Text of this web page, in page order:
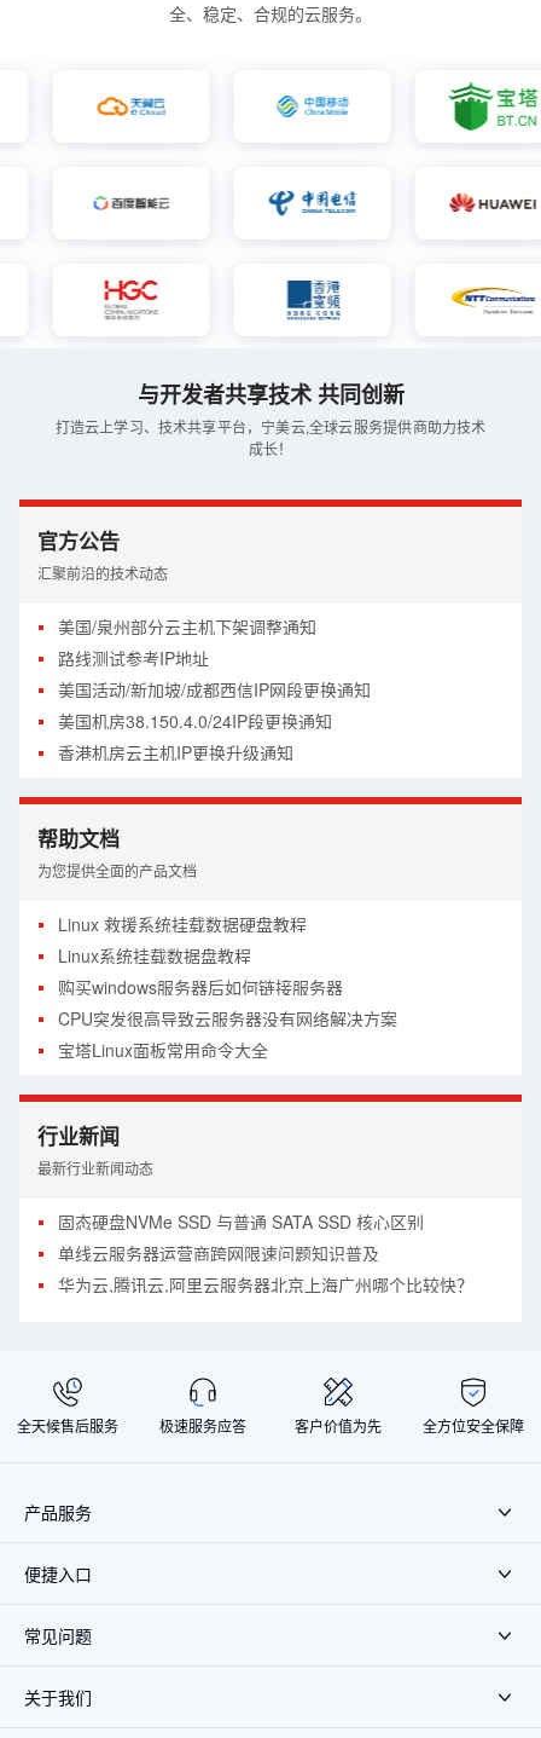
全、稳定、合规的云服务。
与开发者共享技术 共同创新
打造云上学习、技术共享平台，宁美云,全球云服务提供商助力技术
成长！
官方公告
汇聚前沿的技术动态
美国/泉州部分云主机下架调整通知
路线测试参考IP地址
美国活动/新加坡/成都西信IP网段更换通知
美国机房38.150.4.0/24IP段更换通知
香港机房云主机IP更换升级通知
帮助文档
为您提供全面的产品文档
Linux 救援系统挂载数据硬盘教程
Linux系统挂载数据盘教程
购买windows服务器后如何链接服务器
CPU突发很高导致云服务器没有网络解决方案
宝塔Linux面板常用命令大全
硬盘满了怎么在线扩容教程
CDN使用详细图文教程
行业新闻
最新行业新闻动态
固态硬盘NVMe SSD 与普通 SATA SSD 核心区别
单线云服务器运营商跨网限速问题知识普及
华为云,腾讯云,阿里云服务器北京上海广州哪个比较快？
全天候售后服务 极速服务应答 客户价值为先 全方位安全保障
产品服务
便捷入口
常见问题
关于我们